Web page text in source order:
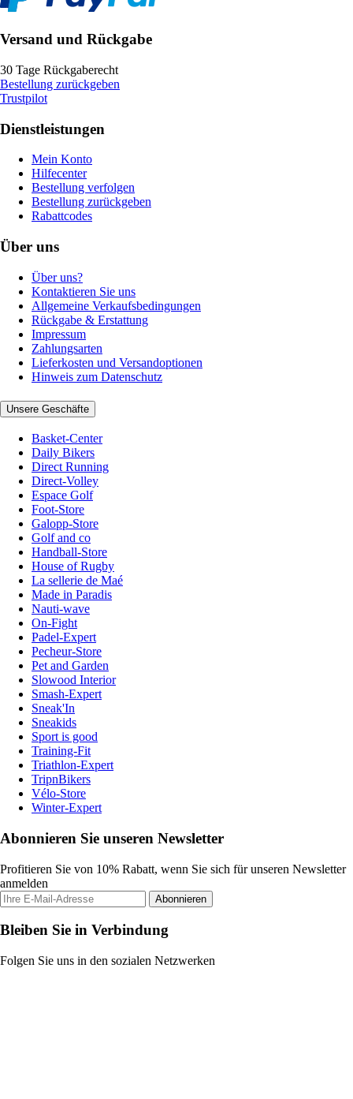
Versand und Rückgabe
30 Tage Rückgaberecht
Bestellung zurückgeben
Trustpilot
Dienstleistungen
Mein Konto
Hilfecenter
Bestellung verfolgen
Bestellung zurückgeben
Rabattcodes
Über uns
Über uns?
Kontaktieren Sie uns
Allgemeine Verkaufsbedingungen
Rückgabe & Erstattung
Impressum
Zahlungsarten
Lieferkosten und Versandoptionen
Hinweis zum Datenschutz
Unsere Geschäfte
Basket-Center
Daily Bikers
Direct Running
Direct-Volley
Espace Golf
Foot-Store
Galopp-Store
Golf and co
Handball-Store
House of Rugby
La sellerie de Maé
Made in Paradis
Nauti-wave
On-Fight
Padel-Expert
Pecheur-Store
Pet and Garden
Slowood Interior
Smash-Expert
Sneak'In
Sneakids
Sport is good
Training-Fit
Triathlon-Expert
TripnBikers
Vélo-Store
Winter-Expert
Abonnieren Sie unseren Newsletter
Profitieren Sie von 10% Rabatt, wenn Sie sich für unseren Newsletter
anmelden
Abonnieren
Bleiben Sie in Verbindung
Folgen Sie uns in den sozialen Netzwerken